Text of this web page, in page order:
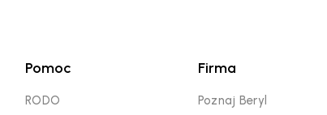
Pomoc
RODO
Firma
Poznaj Beryl